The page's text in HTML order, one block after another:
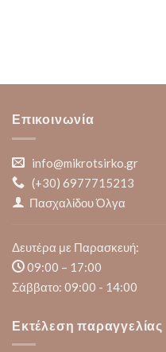
Επικοινωνία
info@mikrotsirko.gr
(+30) 6977715213
Πασχαλίδου Όλγα
Δευτέρα με Παρασκευή:
09:00 – 17:00
Σάββατο: 09:00 - 14:00
Εκτέλεση παραγγελίας